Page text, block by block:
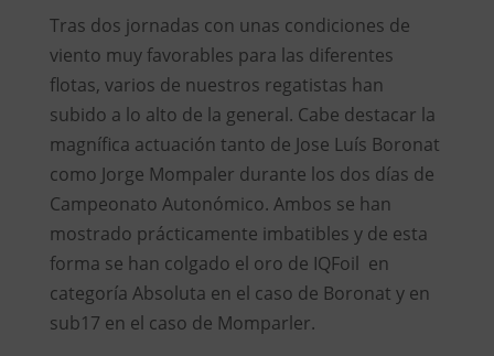
Tras dos jornadas con unas condiciones de
viento muy favorables para las diferentes
flotas, varios de nuestros regatistas han
subido a lo alto de la general. Cabe destacar la
magnífica actuación tanto de Jose Luís Boronat
como Jorge Mompaler durante los dos días de
Campeonato Autonómico. Ambos se han
mostrado prácticamente imbatibles y de esta
forma se han colgado el oro de IQFoil en
categoría Absoluta en el caso de Boronat y en
sub17 en el caso de Momparler.